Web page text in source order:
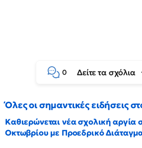
0 Δείτε τα σχόλια
Όλες οι σημαντικές ειδήσεις
Καθιερώνεται νέα σχολική αργία
Οκτωβρίου με Προεδρικό